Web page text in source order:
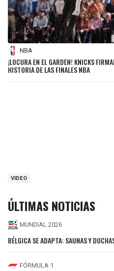
NBA
¡LOCURA EN EL GARDEN! KNICKS
HISTORIA DE LAS FINALES NBA
VIDEO
ÚLTIMAS NOTICIAS
MUNDIAL 2026
BÉLGICA SE ADAPTA: SAUNAS Y
FÓRMULA 1